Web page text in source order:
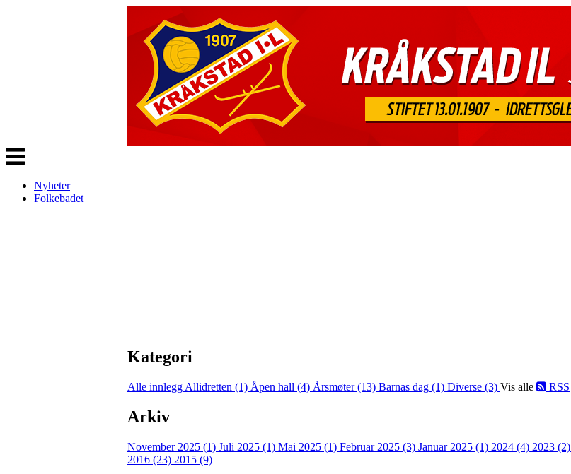
Veksle
navigasjon
Nyheter
Folkebadet
Kategori
Alle innlegg Allidretten (1) Åpen hall (4) Årsmøter (13) Barnas dag (1) Diverse (3) Vis alle RSS
Arkiv
November 2025 (1) Juli 2025 (1) Mai 2025 (1) Februar 2025 (3) Januar 2025 (1) 2024 (4) 2023 (2)
2016 (23) 2015 (9)